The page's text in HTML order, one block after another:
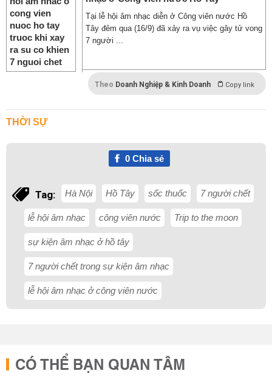
Tại lễ hội âm nhạc diễn ở Công viên nước Hồ
Tây đêm qua (16/9) đã xảy ra vụ việc gây tử vong
7 người ...
Theo Doanh Nghiệp & Kinh Doanh Copy link
THỜI SỰ
0Chia sẻ
Tag: Hà Nội Hồ Tây sốc thuốc 7 người chết
lễ hội âm nhạc công viên nước Trip to the moon
sự kiện âm nhạc ở hồ tây
7 người chết trong sự kiện âm nhạc
lễ hội âm nhạc ở công viên nước
CÓ THỂ BẠN QUAN TÂM